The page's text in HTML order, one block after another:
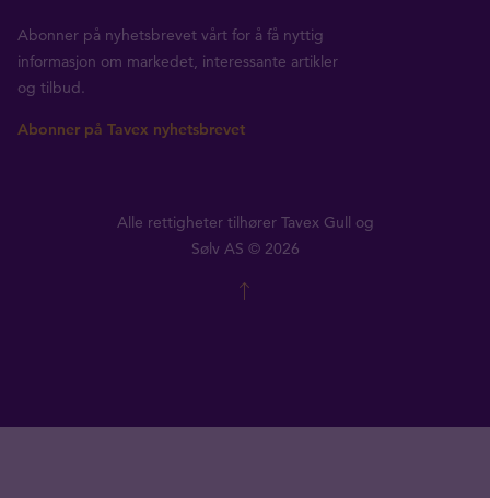
Abonner på nyhetsbrevet vårt for å få nyttig
informasjon om markedet, interessante artikler
og tilbud.
Abonner på Tavex nyhetsbrevet
Alle rettigheter tilhører Tavex Gull og
Sølv AS © 2026